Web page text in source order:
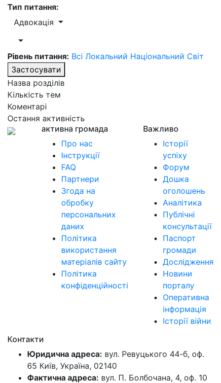
Тип питання:
Адвокація
Рівень питання: Всі Локальний Національний Світ
Застосувати
Назва розділів
Кількість тем
Коментарі
Остання активність
активна громада
Про нас
Інструкції
FAQ
Партнери
Згода на
обробку
персональних
даних
Політика
використання
матеріалів сайту
Політика
конфіденційності
Важливо
Історії
успіху
Форум
Дошка
оголошень
Аналітика
Публічні
консультації
Паспорт
громади
Дослідження
Новини
порталу
Оперативна
інформація
Історії війни
Контакти
Юридична адреса: вул. Ревуцького 44-б, оф.
65 Київ, Україна, 02140
Фактична адреса: вул. П. Болбочана, 4, оф. 10